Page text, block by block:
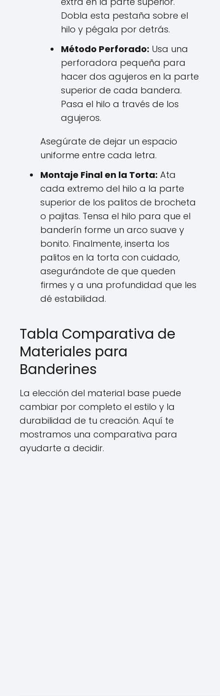
Dobla esta pestaña sobre el
hilo y pégala por detrás.
Método Perforado: Usa una
perforadora pequeña para
hacer dos agujeros en la parte
superior de cada bandera.
Pasa el hilo a través de los
agujeros.
Asegúrate de dejar un espacio
uniforme entre cada letra.
Montaje Final en la Torta: Ata
cada extremo del hilo a la parte
superior de los palitos de brocheta
o pajitas. Tensa el hilo para que el
banderín forme un arco suave y
bonito. Finalmente, inserta los
palitos en la torta con cuidado,
asegurándote de que queden
firmes y a una profundidad que les
dé estabilidad.
Tabla Comparativa de
Materiales para
Banderines
La elección del material base puede
cambiar por completo el estilo y la
durabilidad de tu creación. Aquí te
mostramos una comparativa para
ayudarte a decidir.